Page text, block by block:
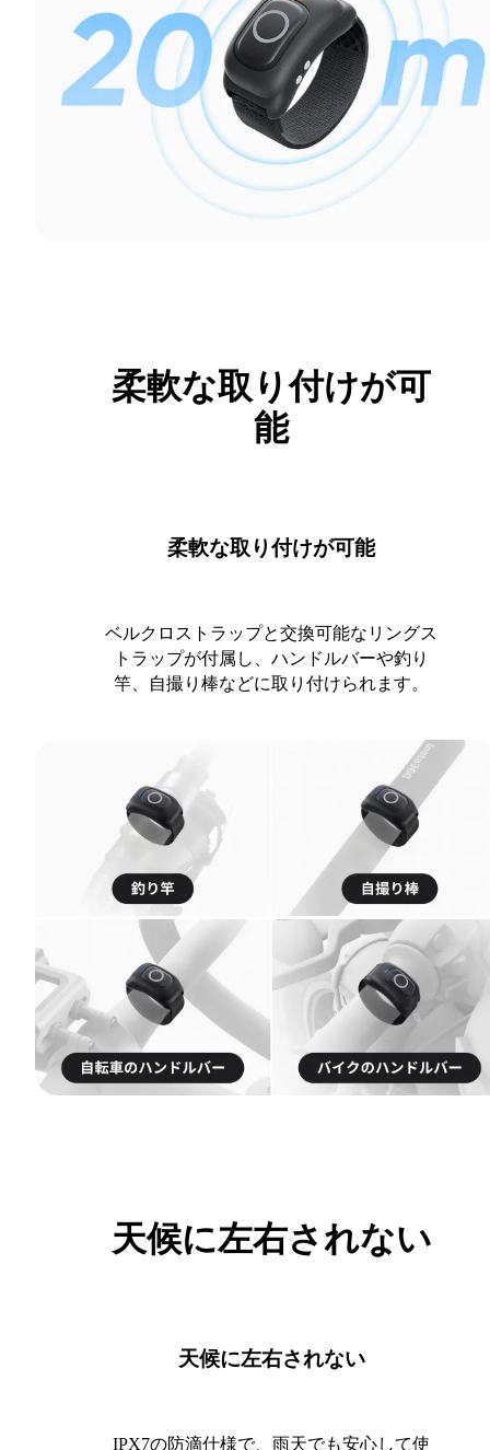
柔軟な取り付けが可
能
柔軟な取り付けが可能
ベルクロストラップと交換可能なリングス
トラップが付属し、ハンドルバーや釣り
竿、自撮り棒などに取り付けられます。
天候に左右されない
天候に左右されない
IPX7の防滴仕様で、雨天でも安心して使